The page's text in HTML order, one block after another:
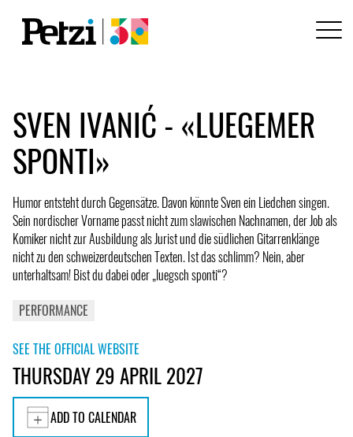
SVEN IVANIĆ - «LUEGEMER
SPONTI»
Humor entsteht durch Gegensätze. Davon könnte Sven ein Liedchen singen.
Sein nordischer Vorname passt nicht zum slawischen Nachnamen, der Job als
Komiker nicht zur Ausbildung als Jurist und die südlichen Gitarrenklänge
nicht zu den schweizerdeutschen Texten. Ist das schlimm? Nein, aber
unterhaltsam! Bist du dabei oder „luegsch sponti“?
PERFORMANCE
SEE THE OFFICIAL WEBSITE
THURSDAY 29 APRIL 2027
ADD TO CALENDAR